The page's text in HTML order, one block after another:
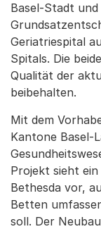
Basel-Stadt
Geriatriespital
Spitals. Die
Qualität der
beibehalten.
Mit dem
Kantone Basel-
Projekt sieht
Bethesda vor,
Betten
soll. Der